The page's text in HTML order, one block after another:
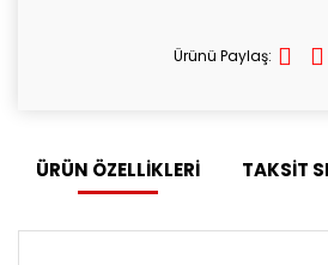
Ürünü Paylaş:
ÜRÜN ÖZELLİKLERİ TAKSİT